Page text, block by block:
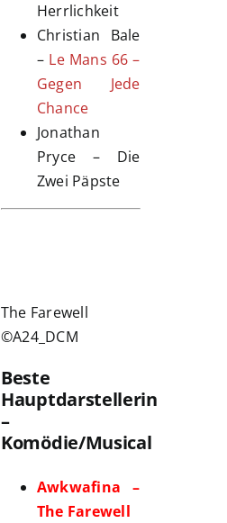
Herrlichkeit
Christian Bale
– Le Mans 66 –
Gegen Jede
Chance
Jonathan
Pryce – Die
Zwei Päpste
The Farewell
©A24_DCM
Beste
Hauptdarstellerin
–
Komödie/Musical
Awkwafina –
The Farewell